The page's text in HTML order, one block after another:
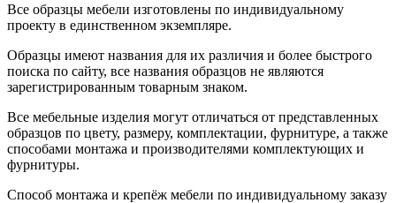
Все образцы мебели изготовлены по индивидуальному
проекту в единственном экземпляре.
Образцы имеют названия для их различия и более быстрого
поиска по сайту, все названия образцов не являются
зарегистрированным товарным знаком.
Все мебельные изделия могут отличаться от представленных
образцов по цвету, размеру, комплектации, фурнитуре, а также
способами монтажа и производителями комплектующих и
фурнитуры.
Способ монтажа и крепёж мебели по индивидуальному заказу